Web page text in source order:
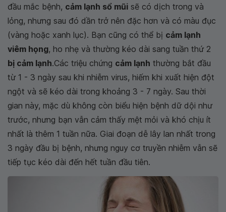
đầu mắc bệnh, cảm lạnh sổ mũi sẽ có dịch trong và
lỏng, nhưng sau đó dần trở nên đặc hơn và có màu đục
(vàng hoặc xanh lục). Bạn cũng có thể bị cảm lạnh
viêm họng, ho nhẹ và thường kéo dài sang tuần thứ 2
bị cảm lạnh.Các triệu chứng cảm lạnh thường bắt đầu
từ 1 - 3 ngày sau khi nhiễm virus, hiếm khi xuất hiện đột
ngột và sẽ kéo dài trong khoảng 3 - 7 ngày. Sau thời
gian này, mặc dù không còn biểu hiện bệnh dữ dội như
trước, nhưng bạn vẫn cảm thấy mệt mỏi và khó chịu ít
nhất là thêm 1 tuần nữa. Giai đoạn dễ lây lan nhất trong
3 ngày đầu bị bệnh, nhưng nguy cơ truyền nhiễm vẫn sẽ
tiếp tục kéo dài đến hết tuần đầu tiên.